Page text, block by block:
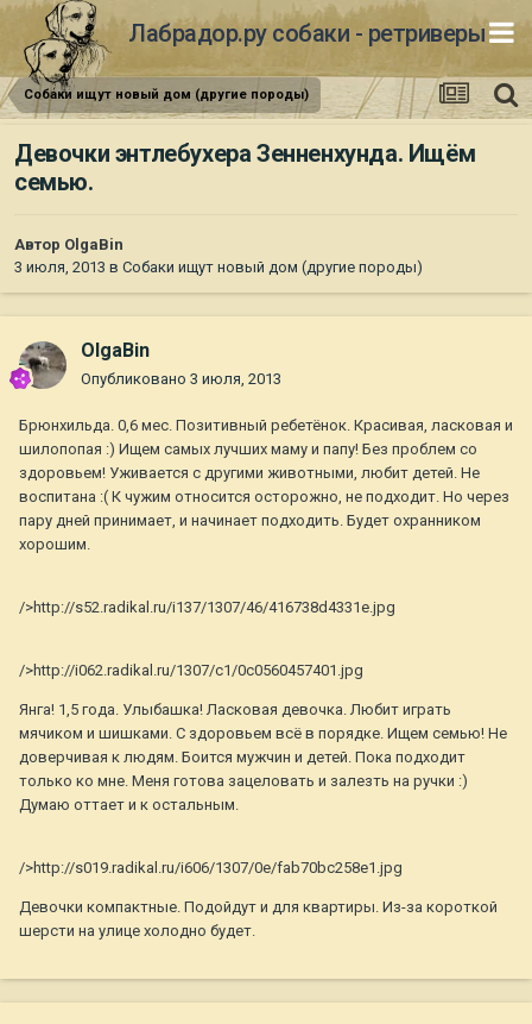
Лабрадор.ру собаки - ретриверы
Собаки ищут новый дом (другие породы)
Девочки энтлебухера Зенненхунда. Ищём
семью.
Автор OlgaBin
3 июля, 2013 в Собаки ищут новый дом (другие породы)
OlgaBin
Опубликовано 3 июля, 2013
Брюнхильда. 0,6 мес. Позитивный ребетёнок. Красивая, ласковая и
шилопопая :) Ищем самых лучших маму и папу! Без проблем со
здоровьем! Уживается с другими животными, любит детей. Не
воспитана :( К чужим относится осторожно, не подходит. Но через
пару дней принимает, и начинает подходить. Будет охранником
хорошим.
/>http://s52.radikal.ru/i137/1307/46/416738d4331e.jpg
/>http://i062.radikal.ru/1307/c1/0c0560457401.jpg
Янга! 1,5 года. Улыбашка! Ласковая девочка. Любит играть
мячиком и шишками. С здоровьем всё в порядке. Ищем семью! Не
доверчивая к людям. Боится мужчин и детей. Пока подходит
только ко мне. Меня готова зацеловать и залезть на ручки :)
Думаю оттает и к остальным.
/>http://s019.radikal.ru/i606/1307/0e/fab70bc258e1.jpg
Девочки компактные. Подойдут и для квартиры. Из-за короткой
шерсти на улице холодно будет.